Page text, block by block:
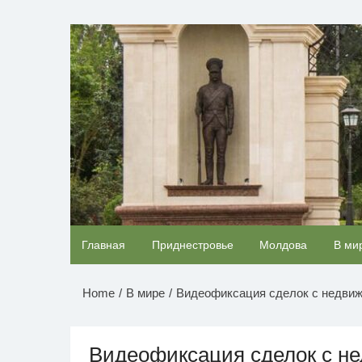
содержимомуНОВОСТИ
Главная Приднестровье Молдова В
Home В мире Видеофиксация сделок с
Видеофиксация сделок с
Скрытая камера на пляже Крыма: Что люди
вытворяют, когда их не видят...